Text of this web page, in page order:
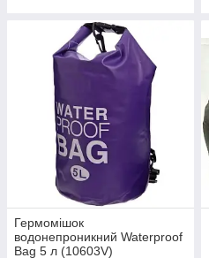
Гермомішок
водонепроникний Waterproof
Bag 5 л (10603V)